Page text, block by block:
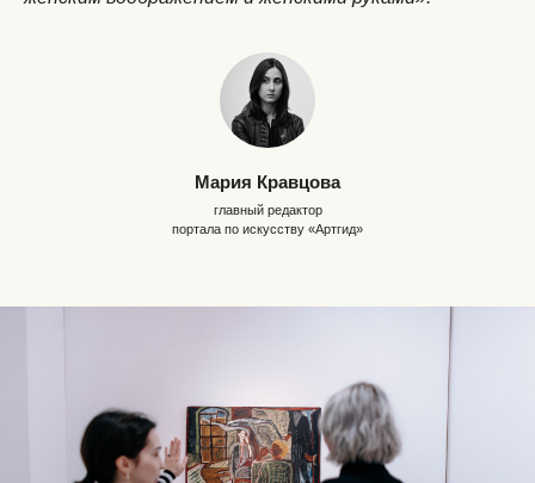
Мария Кравцова
главный редактор
портала по искусству «Артгид»